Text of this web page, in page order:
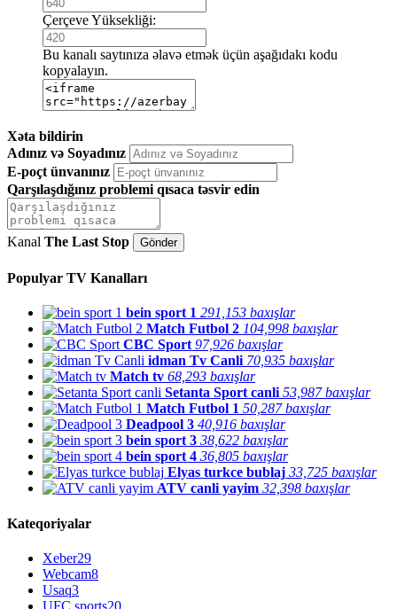
Çerçeve Yüksekliği:
Bu kanalı saytınıza əlavə etmək üçün aşağıdakı kodu
kopyalayın.
Xəta bildirin
Adınız və Soyadınız
E-poçt ünvanınız
Qarşılaşdığınız problemi qısaca təsvir edin
Kanal The Last Stop
Populyar TV Kanalları
bein sport 1 291,153 baxışlar
Match Futbol 2 104,998 baxışlar
CBC Sport 97,926 baxışlar
idman Tv Canli 70,935 baxışlar
Match tv 68,293 baxışlar
Setanta Sport canli 53,987 baxışlar
Match Futbol 1 50,287 baxışlar
Deadpool 3 40,916 baxışlar
bein sport 3 38,622 baxışlar
bein sport 4 36,805 baxışlar
Elyas turkce bublaj 33,725 baxışlar
ATV canli yayim 32,398 baxışlar
Kateqoriyalar
Xeber29
Webcam8
Usaq3
UFC sports20